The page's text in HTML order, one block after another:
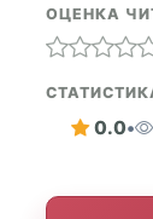
ОЦЕНКА
0.0•